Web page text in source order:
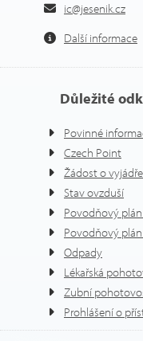
ic@jesenik.cz
Další informace
Důležité
Povinné
Czech Point
Žádost o
Stav ovzduší
Povodňový
Povodňový plán
Odpady
Lékařská
Zubní
Prohlášení o